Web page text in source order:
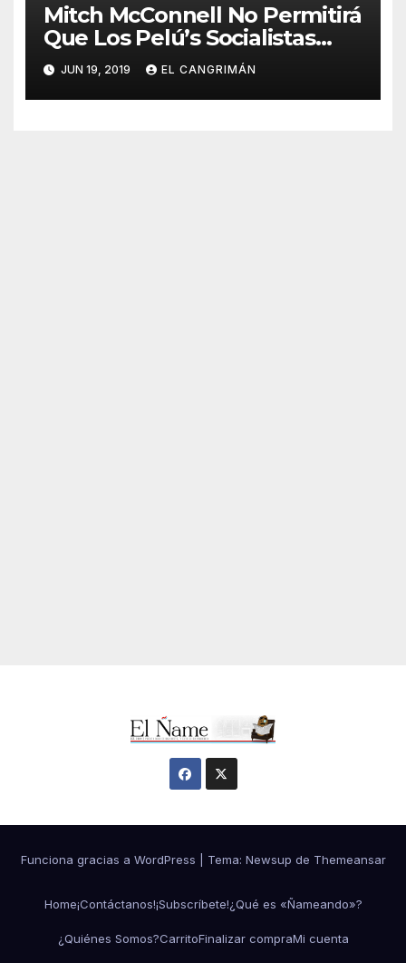
Mitch McConnell No Permitirá
Que Los Pelú’s Socialistas
Comunistas Del PNP Logren
La Estadidad
JUN 19, 2019 EL CANGRIMÁN
Funciona gracias a WordPress Tema: Newsup de Themeansar
Home¡Contáctanos!¡Subscríbete!¿Qué es «Ñameando»?
¿Quiénes Somos?CarritoFinalizar compraMi cuenta